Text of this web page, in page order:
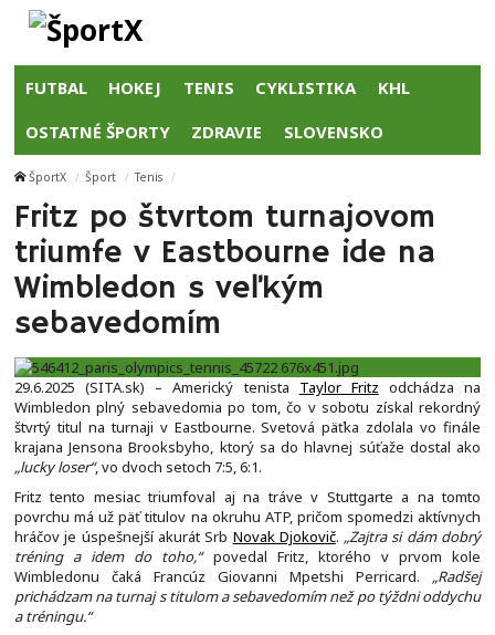
FUTBAL HOKEJ TENIS CYKLISTIKA KHL
OSTATNÉ ŠPORTY ZDRAVIE SLOVENSKO
ŠportX Šport Tenis
Fritz po štvrtom turnajovom
triumfe v Eastbourne ide na
Wimbledon s veľkým
sebavedomím
29.6.2025 (SITA.sk) – Americký tenista Taylor Fritz odchádza na
Wimbledon plný sebavedomia po tom, čo v sobotu získal rekordný
štvrtý titul na turnaji v Eastbourne. Svetová päťka zdolala vo finále
krajana Jensona Brooksbyho, ktorý sa do hlavnej súťaže dostal ako
„lucky loser“, vo dvoch setoch 7:5, 6:1.
Fritz tento mesiac triumfoval aj na tráve v Stuttgarte a na tomto
povrchu má už päť titulov na okruhu ATP, pričom spomedzi aktívnych
hráčov je úspešnejší akurát Srb Novak Djokovič. „Zajtra si dám dobrý
tréning a idem do toho,“povedal Fritz, ktorého v prvom kole
Wimbledonu čaká Francúz Giovanni Mpetshi Perricard. „Radšej
prichádzam na turnaj s titulom a sebavedomím než po týždni oddychu
a tréningu.“